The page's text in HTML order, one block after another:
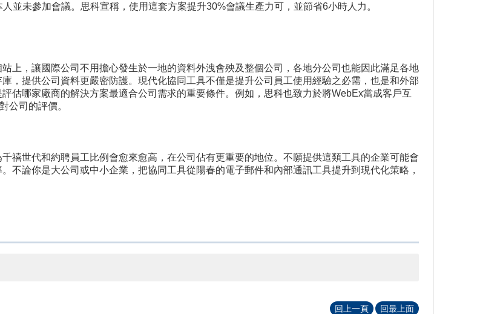
並未參加會議。思科宣稱，使用這套方案提升30%會議生產力可，並節省6小時人力。
上，讓國際公司不用擔心發生於一地的資料外洩會殃及整個公司，各地分公司也能因此滿足各地
，提供公司資料更嚴密防護。現代化協同工具不僅是提升公司員工使用經驗之必需，也是和外部
估哪家廠商的解決方案最適合公司需求的重要條件。例如，思科也致力於將WebEx當成客戶互
公司的評價。
禧世代和約聘員工比例會愈來愈高，在公司佔有更重要的地位。不願提供這類工具的企業可能會
不論你是大公司或中小企業，把協同工具從陽春的電子郵件和內部通訊工具提升到現代化策略，
回上一頁
回最上面